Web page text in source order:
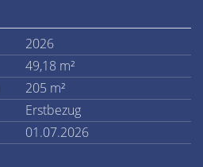
2026
49,18 m²
205 m²
Erstbezug
01.07.2026